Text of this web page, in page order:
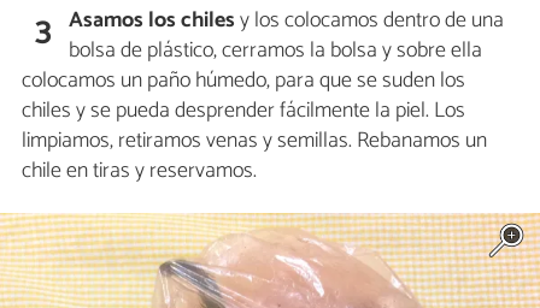
3 Asamos los chilesy los colocamos dentro de una
bolsa de plástico, cerramos la bolsa y sobre ella
colocamos un paño húmedo, para que se suden los
chiles y se pueda desprender fácilmente la piel. Los
limpiamos, retiramos venas y semillas. Rebanamos un
chile en tiras y reservamos.